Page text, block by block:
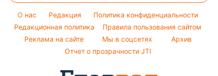
Настя Каменских
Виталий Козловский
Потап
Советы от Андре Тана
Новости Полтавы
Новости Сум
Новости Тернополя
Новости Черкассы
Оптические иллюзии
Народные приметы
Все о шоу-бизнесе
O нас Редакция
Политика конфиденциальности
Редакционная политика
Правила пользования сайтом
Реклама на сайте
Мы в соцсетях
Архив
Отчет о прозрачности JTI